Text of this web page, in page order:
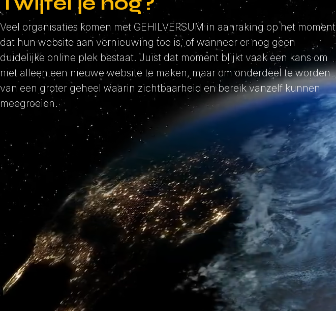
Veel organisaties komen met GEHILVERSUM in aanraking op het moment
dat hun website aan vernieuwing toe is, of wanneer er nog geen
duidelijke online plek bestaat. Juist dat moment blijkt vaak een kans om
niet alleen een nieuwe website te maken, maar om onderdeel te worden
van een groter geheel waarin zichtbaarheid en bereik vanzelf kunnen
meegroeien.